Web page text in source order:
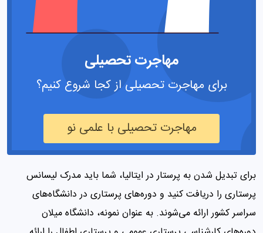
مهاجرت تحصیلی
برای مهاجرت تحصیلی از کجا شروع کنیم؟
مهاجرت تحصیلی با علمی نو
برای تبدیل شدن به پرستار در ایتالیا، شما باید مدرک لیسانس
پرستاری را دریافت کنید و دوره‌های پرستاری در دانشگاه‌های
سراسر کشور ارائه می‌شوند. به عنوان نمونه، دانشگاه میلان